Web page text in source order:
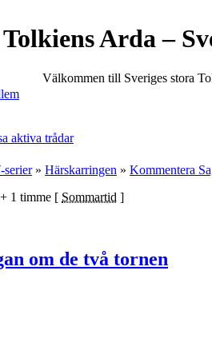
Tolkiens Arda –
Välkommen till Sveriges stora
aktiva trådar
» Härskarringen » Kommentera
1 timme [ Sommartid ]
om de två tornen